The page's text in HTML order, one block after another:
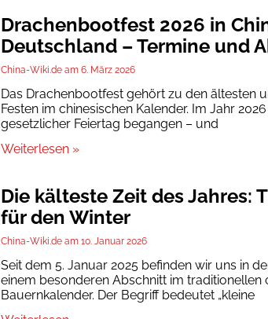
Drachenbootfest 2026 in
Deutschland – Termine und
China-Wiki.de 6. März 2026
Das Drachenbootfest gehört zu den ältesten
Festen im chinesischen Kalender. Im Jahr
gesetzlicher Feiertag begangen – und
Weiterlesen »
Die kälteste Zeit des Jahres:
für den Winter
China-Wiki.de 10. Januar 2026
Seit dem 5. Januar 2025 befinden wir uns in
einem besonderen Abschnitt im traditionellen
Bauernkalender. Der Begriff bedeutet „kleine